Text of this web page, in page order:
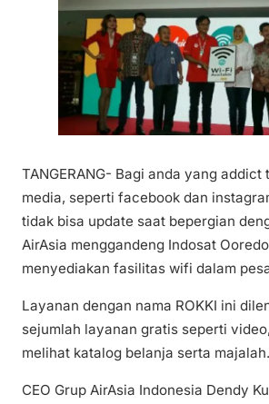
TANGERANG- Bagi anda yang addict
media, seperti facebook dan
tidak bisa update saat bepergian
AirAsia menggandeng Indosat
menyediakan fasilitas wifi dalam
Layanan dengan nama ROKKI ini
sejumlah layanan gratis seperti
melihat katalog belanja serta majalah.
CEO Grup AirAsia Indonesia Dendy